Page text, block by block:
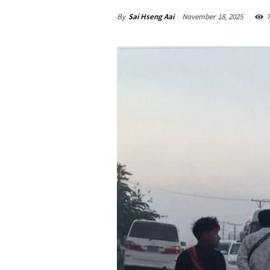
By Sai Hseng Aai November 18, 2025